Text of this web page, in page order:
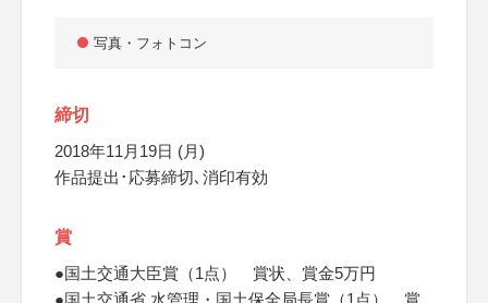
写真・フォトコン
締切
2018年11月19日 (月)
作品提出･応募締切､消印有効
賞
●国土交通大臣賞（1点） 賞状、賞金5万円
●国土交通省 水管理・国土保全局長賞（1点） 賞